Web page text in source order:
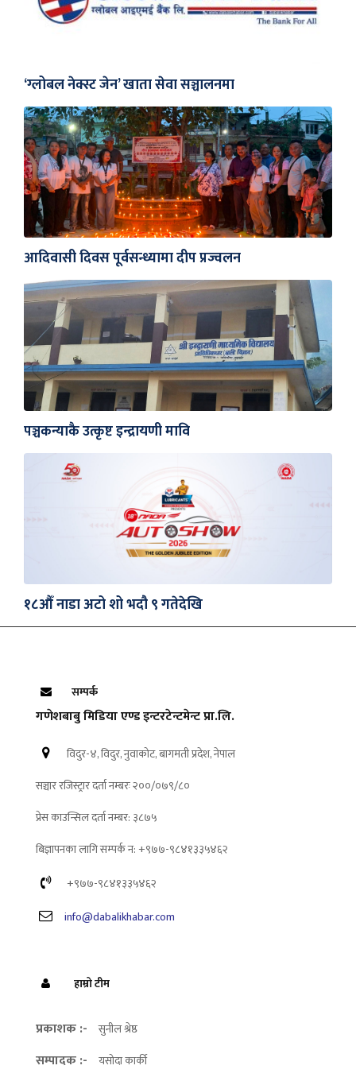
‘ग्लोबल नेक्स्ट जेन’ खाता सेवा सञ्चालनमा
आदिवासी दिवस पूर्वसन्ध्यामा दीप प्रज्वलन
पञ्चकन्याकै उत्कृष्ट इन्द्रायणी मावि
१८औँ नाडा अटो शो भदौ ९ गतेदेखि
सम्पर्क
गणेशबाबु मिडिया एण्ड इन्टरटेन्टमेन्ट प्रा.लि.
विदुर-४, विदुर, नुवाकोट, बागमती प्रदेश, नेपाल
सञ्चार रजिस्ट्रार दर्ता नम्बरः २००/०७९/८०
प्रेस काउन्सिल दर्ता नम्बर: ३८७५
बिज्ञापनका लागि सम्पर्क न: +९७७-९८४१३३५४६२
+९७७-९८४१३३५४६२
info@dabalikhabar.com
हाम्रो टीम
प्रकाशक :- सुनील श्रेष्ठ
सम्पादक :- यसोदा कार्की